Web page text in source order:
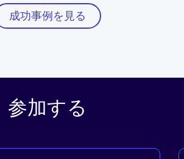
成功事例を見る
参加する